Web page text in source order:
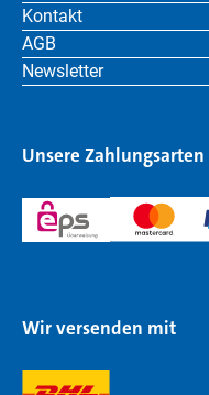
Kontakt
AGB
Newsletter
Unsere Zahlungsarten
Wir versenden mit